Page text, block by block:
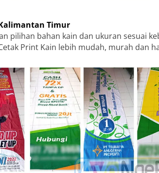
Timur
pilihan bahan kain dan ukuran sesuai
Print Kain lebih mudah, murah dan